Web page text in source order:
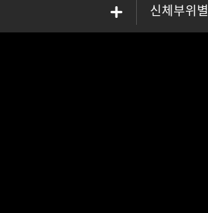
신체부위별